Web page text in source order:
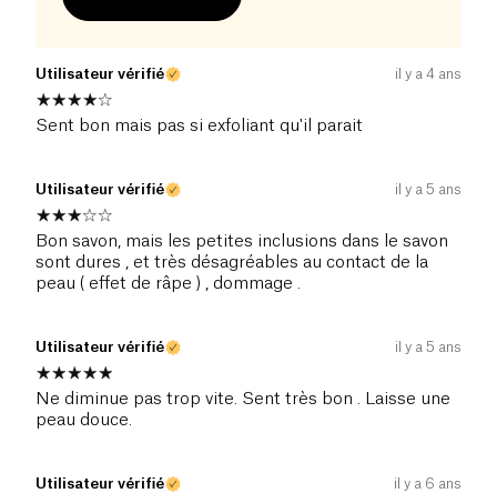
Utilisateur vérifié il y a 4 ans
Sent bon mais pas si exfoliant qu'il parait
Utilisateur vérifié il y a 5 ans
Bon savon, mais les petites inclusions dans le savon
sont dures , et très désagréables au contact de la
peau ( effet de râpe ) , dommage .
Utilisateur vérifié il y a 5 ans
Ne diminue pas trop vite. Sent très bon . Laisse une
peau douce.
Utilisateur vérifié il y a 6 ans